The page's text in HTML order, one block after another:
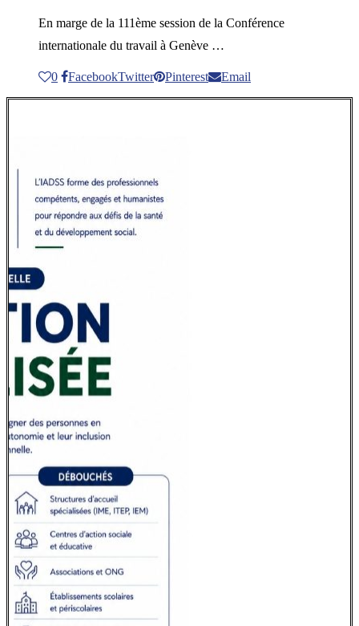
En marge de la 111ème session de la Conférence
internationale du travail à Genève …
0 FacebookTwitter Pinterest Email